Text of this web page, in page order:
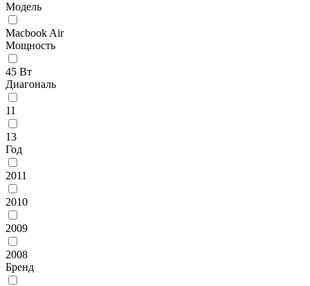
Модель
Macbook Air
Мощность
45 Вт
Диагональ
11
13
Год
2011
2010
2009
2008
Бренд